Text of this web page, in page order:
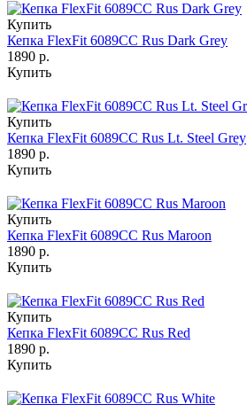
Купить
Кепка FlexFit 6089CC Rus Dark Grey
1890 р.
Купить
Купить
Кепка FlexFit 6089CC Rus Lt. Steel Grey
1890 р.
Купить
Купить
Кепка FlexFit 6089CC Rus Maroon
1890 р.
Купить
Купить
Кепка FlexFit 6089CC Rus Red
1890 р.
Купить